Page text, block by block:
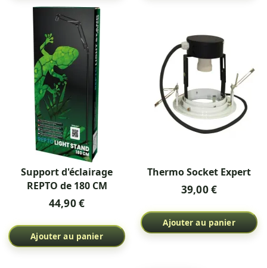
Support d'éclairage
REPTO de 180 CM
44,90 €
Ajouter au panier
Thermo Socket Expert
39,00 €
Ajouter au panier